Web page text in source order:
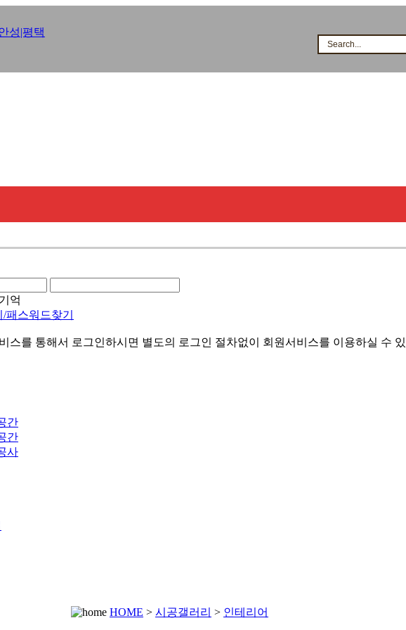
Search...
억
패스워드찾기
스를 통해서 로그인하시면 별도의 로그인 절차없이 회원서비스를 이용하실 수
간
간
사
HOME > 시공갤러리 > 인테리어